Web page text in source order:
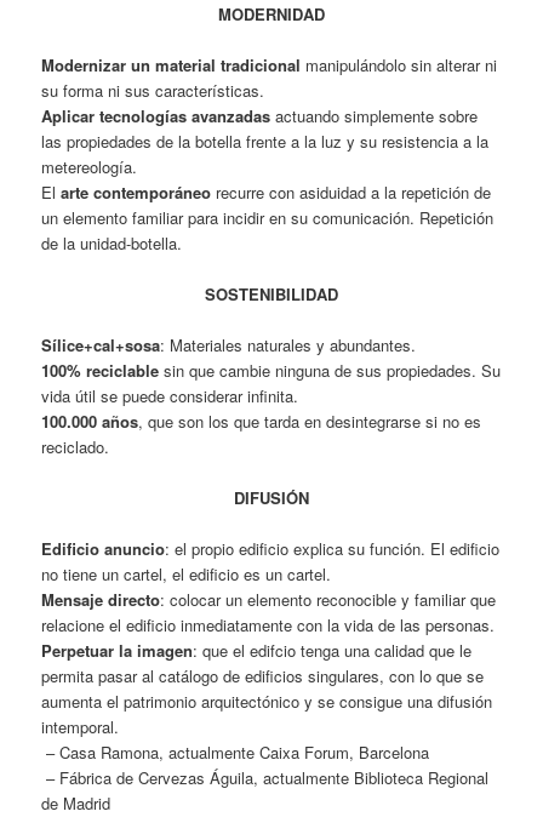
MODERNIDAD
Modernizar un material tradicional manipulándolo sin alterar ni
su forma ni sus características.
Aplicar tecnologías avanzadas actuando simplemente sobre
las propiedades de la botella frente a la luz y su resistencia a la
metereología.
Elarte contemporáneo recurre con asiduidad a la repetición de
un elemento familiar para incidir en su comunicación. Repetición
de la unidad-botella.
SOSTENIBILIDAD
Sílice+cal+sosa: Materiales naturales y abundantes.
100% reciclable sin que cambie ninguna de sus propiedades. Su
vida útil se puede considerar infinita.
100.000 años, que son los que tarda en desintegrarse si no es
reciclado.
DIFUSIÓN
Edificio anuncio: el propio edificio explica su función. El edificio
no tiene un cartel, el edificio es un cartel.
Mensaje directo: colocar un elemento reconocible y familiar que
relacione el edificio inmediatamente con la vida de las personas.
Perpetuar la imagen: que el edifcio tenga una calidad que le
permita pasar al catálogo de edificios singulares, con lo que se
aumenta el patrimonio arquitectónico y se consigue una difusión
intemporal.
– Casa Ramona, actualmente Caixa Forum, Barcelona
– Fábrica de Cervezas Águila, actualmente Biblioteca Regional
de Madrid